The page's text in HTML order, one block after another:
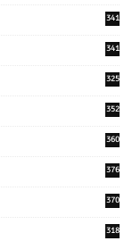
341
341
325
352
360
376
370
318